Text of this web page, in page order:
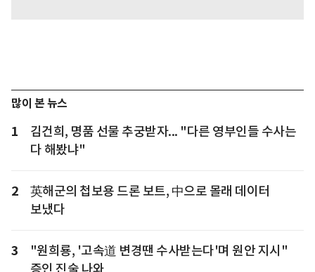
많이 본 뉴스
1
김건희, 명품 선물 추궁받자... "다른 영부인들 수사는
다 해봤냐"
2
英해군의 첩보용 드론 보트, 中으로 몰래 데이터
보냈다
3
"원희룡, '고속道 변경땐 수사받는다'며 원안 지시"